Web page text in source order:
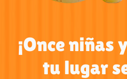
¡Once niñas
tu lugar